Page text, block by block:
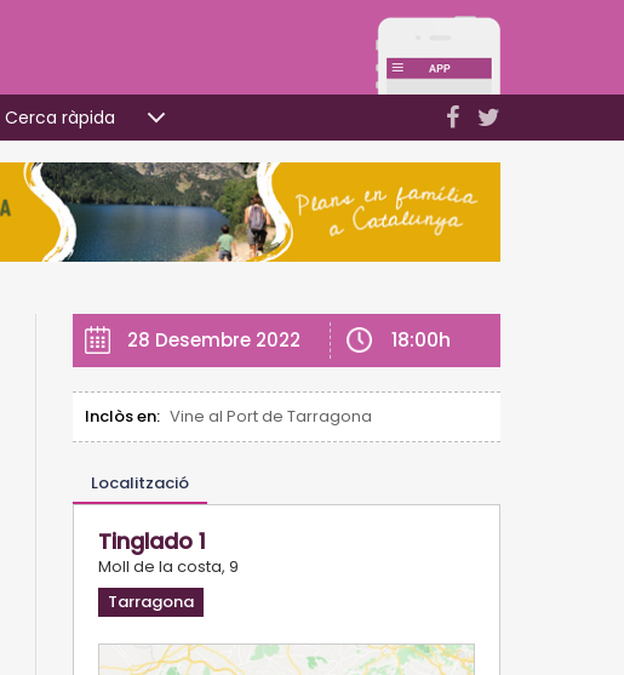
Cerca ràpida
28 Desembre 2022 18:00h
Inclòs en: Vine al Port de Tarragona
Localització
Tinglado 1
Moll de la costa, 9
Tarragona